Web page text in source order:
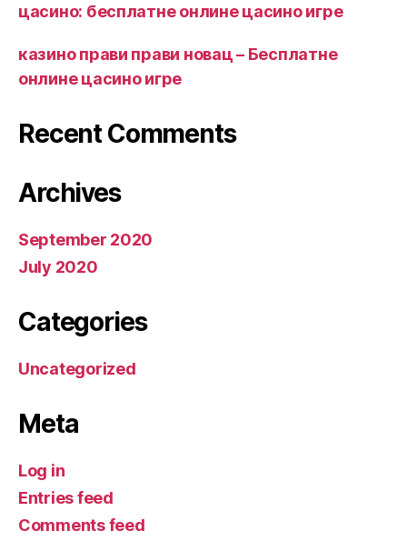
цасино: бесплатне онлине цасино игре
казино прави прави новац – Бесплатне
онлине цасино игре
Recent Comments
Archives
September 2020
July 2020
Categories
Uncategorized
Meta
Log in
Entries feed
Comments feed